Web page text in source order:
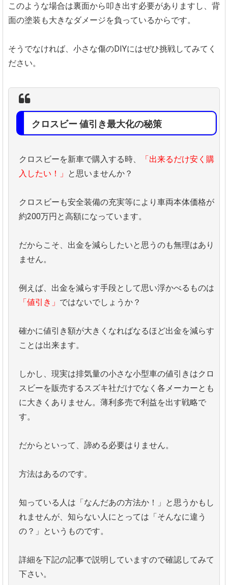
このような場合は裏面から叩き出す必要がありますし、背
面の塗装も大きなダメージを負っているからです。
そうでなければ、小さな傷のDIYにはぜひ挑戦してみてく
ださい。
クロスビー 値引き最大化の秘策
クロスビーを新車で購入する時、
「出来るだけ安く購
入したい！」 と思いませんか？
クロスビーも安全装備の充実等により車両本体価格が
約200万円と高額になっています。
だからこそ、出金を減らしたいと思うのも無理はあり
ません。
例えば、出金を減らす手段として思い浮かべるものは
「値引き」 ではないでしょうか？
確かに値引き額が大きくなればなるほど出金を減らす
ことは出来ます。
しかし、現実は排気量の小さな小型車の値引きはクロ
スビーを販売するスズキ社だけでなく各メーカーとも
に大きくありません。薄利多売で利益を出す戦略で
す。
だからといって、諦める必要はりません。
方法はあるのです。
知っている人は「なんだあの方法か！」と思うかもし
れませんが、知らない人にとっては「そんなに違う
の？」というものです。
詳細を下記の記事で説明していますので確認してみて
下さい。